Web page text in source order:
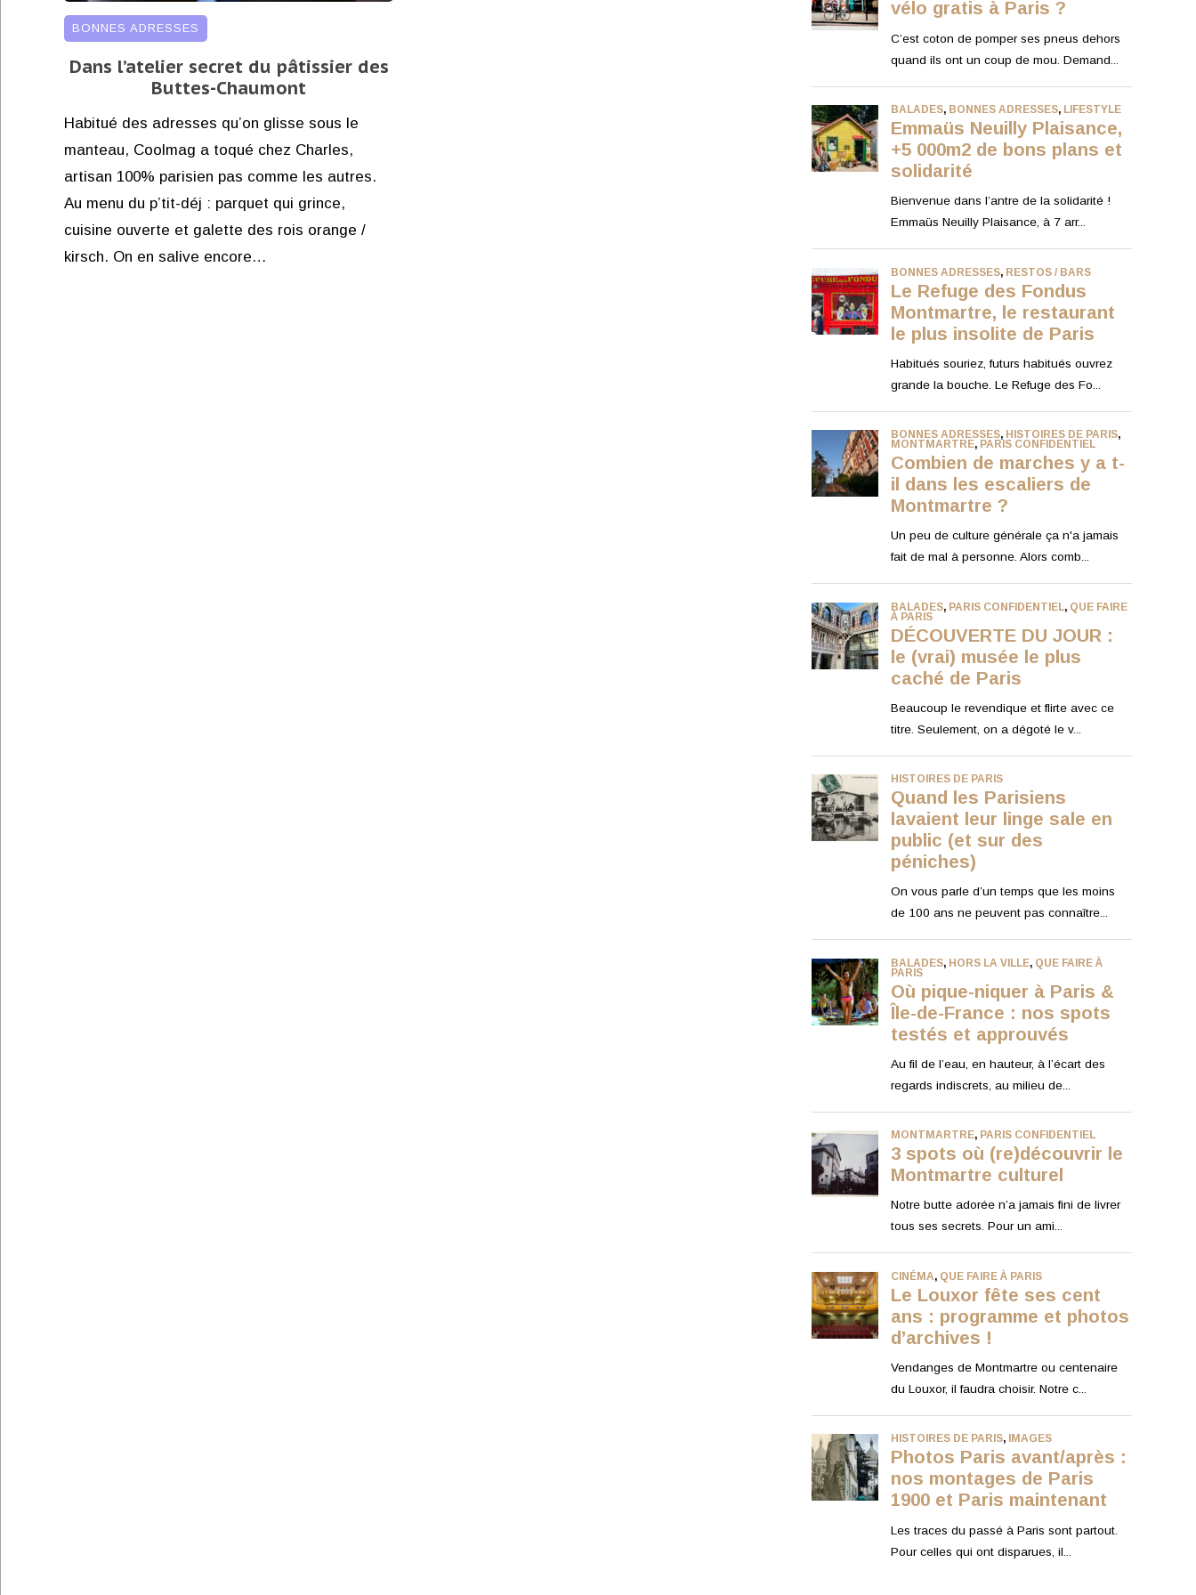
BONNES ADRESSES
Dans l’atelier secret du pâtissier des
Buttes-Chaumont
Habitué des adresses qu’on glisse sous le
manteau, Coolmag a toqué chez Charles,
artisan 100% parisien pas comme les autres.
Au menu du p’tit-déj : parquet qui grince,
cuisine ouverte et galette des rois orange /
kirsch. On en salive encore…